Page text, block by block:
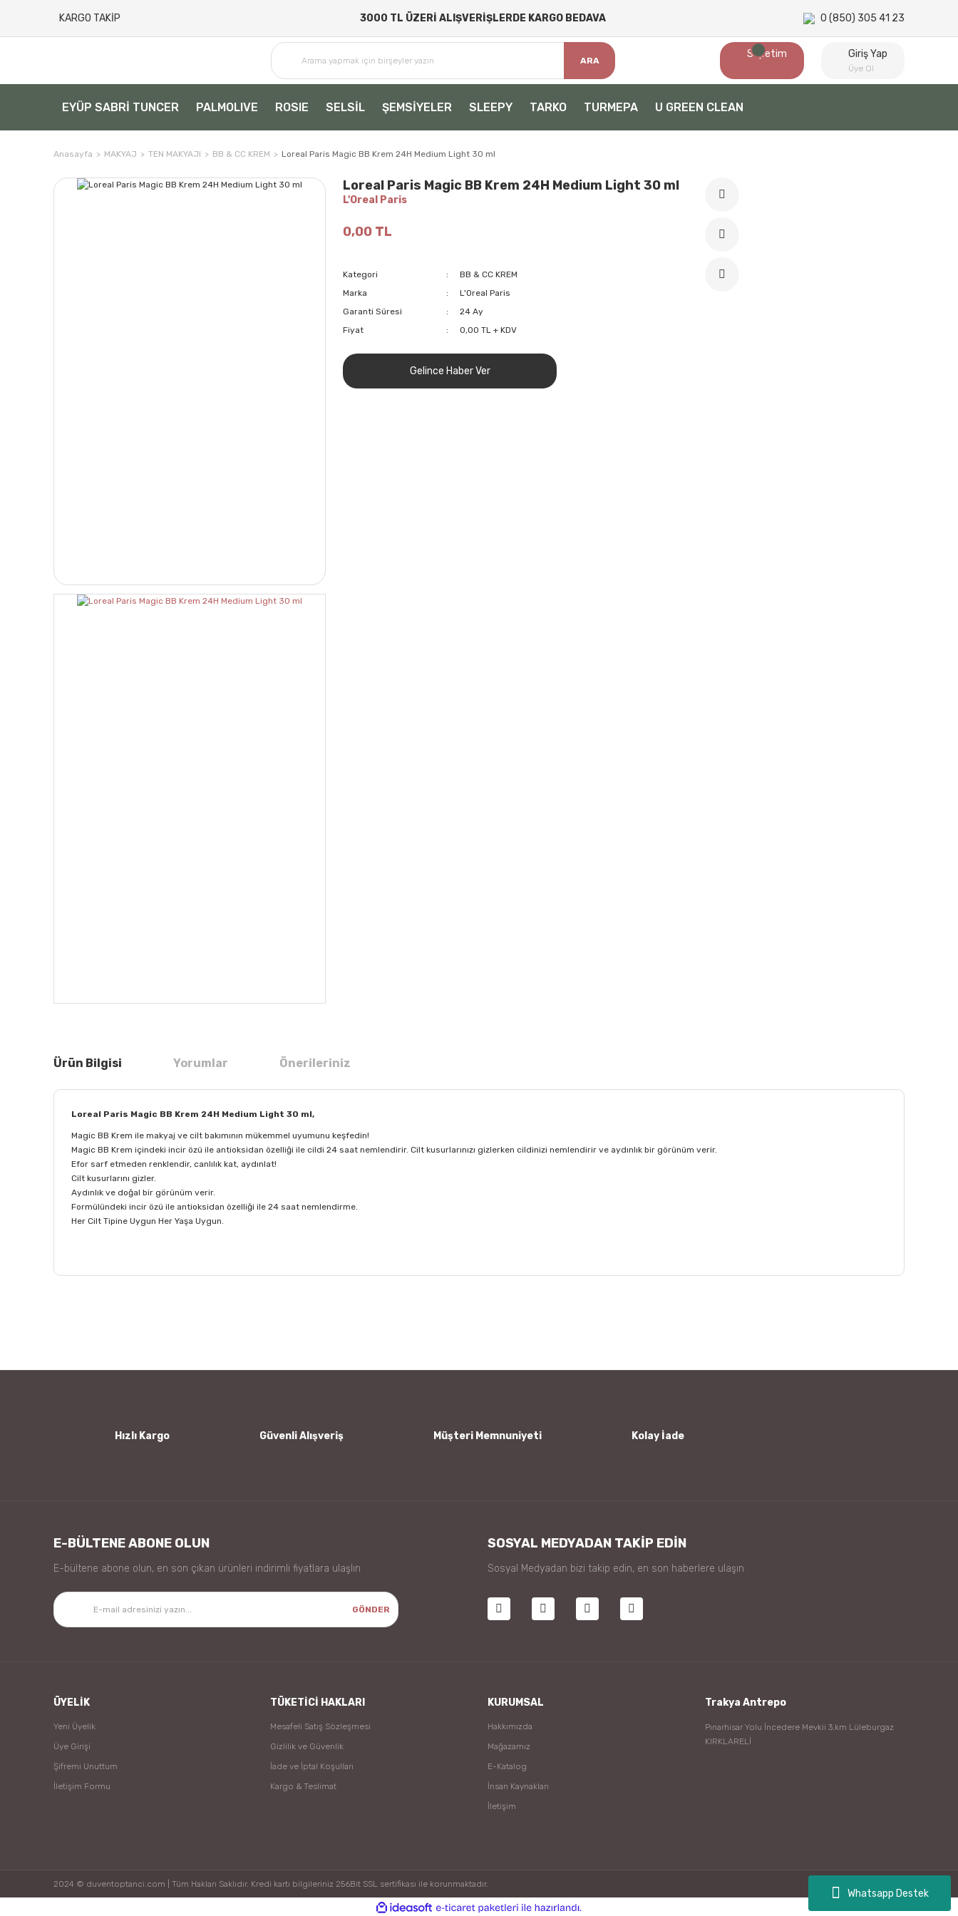
Whatsapp Destek
KARGO TAKİP 3000 TL ÜZERİ ALIŞVERİŞLERDE KARGO BEDAVA 0 (850) 305 41 23
ARA
Sepetim Giriş Yap
Üye Ol
EYÜP SABRİ TUNCER PALMOLIVE ROSIE SELSİL ŞEMSİYELER SLEEPY TARKO TURMEPA U GREEN CLEAN
Anasayfa MAKYAJ TEN MAKYAJI BB & CC KREM Loreal Paris Magic BB Krem 24H Medium Light 30 ml
Loreal Paris Magic BB Krem 24H Medium Light 30 ml
L'Oreal Paris
0,00 TL
Kategori
BB & CC KREM
Marka
L'Oreal Paris
Garanti Süresi
24 Ay
Fiyat
0,00 TL + KDV
Gelince Haber Ver
Ürün Bilgisi Yorumlar Önerileriniz
Loreal Paris Magic BB Krem 24H Medium Light 30 ml,
Magic BB Krem ile makyaj ve cilt bakımının mükemmel uyumunu keşfedin!
Magic BB Krem içindeki incir özü ile antioksidan özelliği ile cildi 24 saat nemlendirir. Cilt kusurlarınızı gizlerken cildinizi nemlendirir ve aydınlık bir görünüm verir.
Efor sarf etmeden renklendir, canlılık kat, aydınlat!
Cilt kusurlarını gizler.
Aydınlık ve doğal bir görünüm verir.
Formülündeki incir özü ile antioksidan özelliği ile 24 saat nemlendirme.
Her Cilt Tipine Uygun Her Yaşa Uygun.
Hızlı Kargo Güvenli Alışveriş Müşteri Memnuniyeti Kolay İade
E-BÜLTENE ABONE OLUN
E-bültene abone olun, en son çıkan ürünleri indirimli fiyatlara ulaşlın
GÖNDER
SOSYAL MEDYADAN TAKİP EDİN
Sosyal Medyadan bizi takip edin, en son haberlere ulaşın
ÜYELİK
Yeni Üyelik
Üye Girişi
Şifremi Unuttum
İletişim Formu
TÜKETİCİ HAKLARI
Mesafeli Satış Sözleşmesi
Gizlilik ve Güvenlik
İade ve İptal Koşulları
Kargo & Teslimat
KURUMSAL
Hakkımızda
Mağazamız
E-Katalog
İnsan Kaynakları
İletişim
Trakya Antrepo
Pınarhisar Yolu İncedere Mevkii 3.km Lüleburgaz
KIRKLARELİ
2024 © duventoptanci.com | Tüm Hakları Saklıdır. Kredi kartı bilgileriniz 256Bit SSL sertifikası ile korunmaktadır.
ideasoft
e-